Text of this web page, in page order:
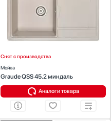
Расположение крыла:
Снят с производства
Мойка
Graude QSS 45.2 миндаль
Аналоги товара